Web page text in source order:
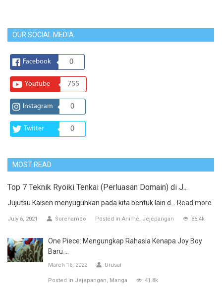
OUR SOCIAL MEDIA
Facebook 0
Youtube 755
Instagram 0
Twitter 0
MOST READ
Top 7 Teknik Ryoiki Tenkai (Perluasan Domain) di J...
Jujutsu Kaisen menyuguhkan pada kita bentuk lain d... Read more
July 6, 2021 Sorenamoo Posted in Anime Jejepangan 66.4k
One Piece: Mengungkap Rahasia Kenapa Joy Boy
Baru ...
March 16, 2022 Urusai
Posted in Jejepangan Manga 41.8k